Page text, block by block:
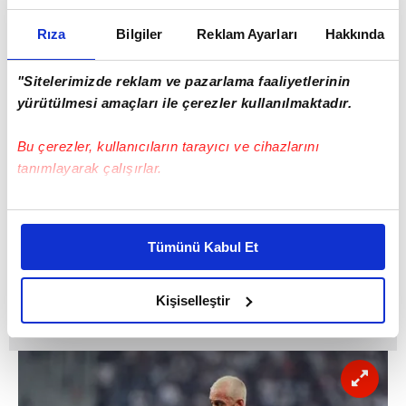
Rıza Bilgiler Reklam Ayarları Hakkında
"Sitelerimizde reklam ve pazarlama faaliyetlerinin
yürütülmesi amaçları ile çerezler kullanılmaktadır.
Bu çerezler, kullanıcıların tarayıcı ve cihazlarını
tanımlayarak çalışırlar.
Bu çerezlere izin vermeniz halinde sizlere özel
daha iyi reklam deneyimi yaşatabiliriz. Bunu yaparken
amacımızın size daha iyi bir reklam deneyimi sunmak
olduğunu ve sizlere en iyi içerikleri sunabilmek adına
elimizden gelen çabayı gösterdiğimizi ve bu noktada,
reklamların maliyetlerimizi karşılamak noktasında tek gelir
kalemimiz olduğunu sizlere hatırlatmak isteriz.
Tümünü Kabul Et
Kişiselleştir
Santos'un yardımcılığını yapan İlidio Vale'nin